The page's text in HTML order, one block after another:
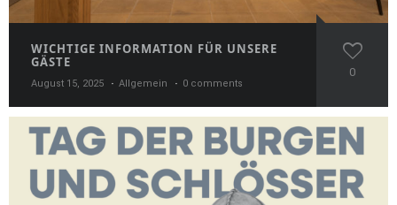
WICHTIGE INFORMATION FÜR UNSERE
GÄSTE
August 15, 2025 Allgemein 0 comments
0